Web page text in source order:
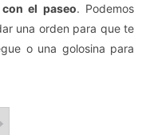
el paseo. Podemos
una orden para que te
o una golosina para